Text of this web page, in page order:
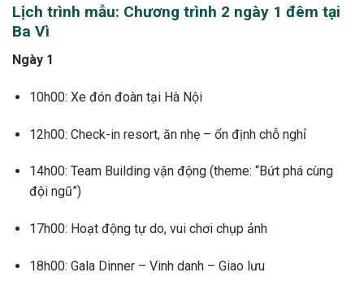
Lịch trình mẫu: Chương trình 2 ngày 1 đêm tại
Ba Vì
Ngày 1
10h00: Xe đón đoàn tại Hà Nội
12h00: Check-in resort, ăn nhẹ – ổn định chỗ nghỉ
14h00: Team Building vận động (theme: “Bứt phá cùng
đội ngũ”)
17h00: Hoạt động tự do, vui chơi chụp ảnh
18h00: Gala Dinner – Vinh danh – Giao lưu